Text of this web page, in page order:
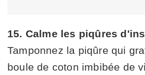
15. Calme les piqûres
Tamponnez la piqûre qui
boule de coton imbibée de